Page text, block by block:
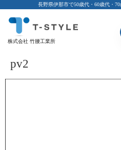
長野県伊那市で50歳代・60歳代・
株式会社 竹腰工業所
pv2